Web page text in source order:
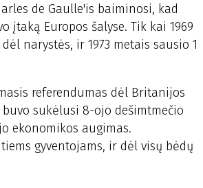
de Gaulle'is baiminosi, kad
Europos šalyse. Tik kai 1969
narystės, ir 1973 metais sausio 1
referendumas dėl Britanijos
sukėlusi 8-ojo dešimtmečio
ekonomikos augimas.
gyventojams, ir dėl visų bėdų